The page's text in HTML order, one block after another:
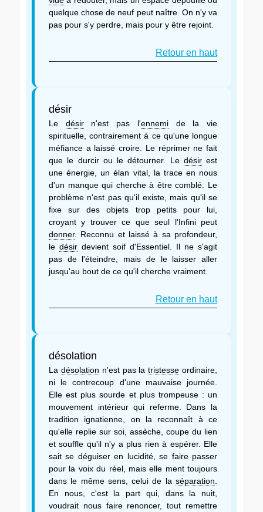
quelque chose de neuf peut naître. On n'y va
pas pour s'y perdre, mais pour y être rejoint.
Retour en haut
désir
Le désirn'est pas l'ennemide la vie
spirituelle, contrairement à ce qu'une longue
méfiance a laissé croire. Le réprimer ne fait
que le durcir ou le détourner. Le désirest
une énergie, un élan vital, la trace en nous
d'un manque qui cherche à être comblé. Le
problème n'est pas qu'il existe, mais qu'il se
fixe sur des objets trop petits pour lui,
croyant y trouver ce que seul l'Infini peut
donner. Reconnu et laissé à sa profondeur,
le désir devient soif d'Essentiel. Il ne s'agit
pas de l'éteindre, mais de le laisser aller
jusqu'au bout de ce qu'il cherche vraiment.
Retour en haut
désolation
La désolation n'est pas latristesse ordinaire,
ni le contrecoup d'une mauvaise journée.
Elle est plus sourde et plus trompeuse : un
mouvement intérieur qui referme. Dans la
tradition ignatienne, on la reconnaît à ce
qu'elle replie sur soi, assèche, coupe du lien
et souffle qu'il n'y a plus rien à espérer. Elle
sait se déguiser en lucidité, se faire passer
pour la voix du réel, mais elle ment toujours
dans le même sens, celui de la séparation
En nous, c'est la part qui, dans la nuit,
voudrait nous faire renoncer, tout remettre